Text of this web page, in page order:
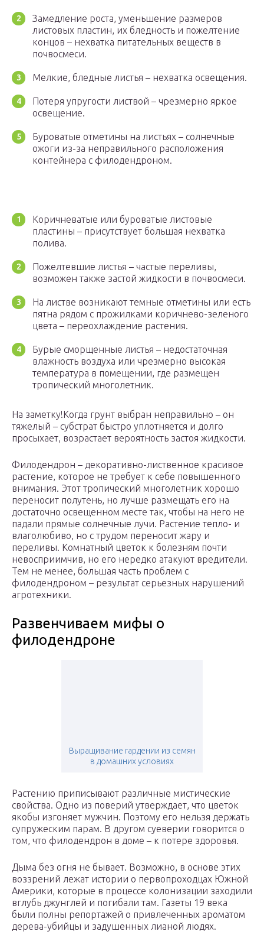
Замедление роста, уменьшение размеров
листовых пластин, их бледность и пожелтение
концов – нехватка питательных веществ в
почвосмеси.
Мелкие, бледные листья – нехватка освещения.
Потеря упругости листвой – чрезмерно яркое
освещение.
Буроватые отметины на листьях – солнечные
ожоги из-за неправильного расположения
контейнера с филодендроном.
Коричневатые или буроватые листовые
пластины – присутствует большая нехватка
полива.
Пожелтевшие листья – частые переливы,
возможен также застой жидкости в почвосмеси.
На листве возникают темные отметины или есть
пятна рядом с прожилками коричнево-зеленого
цвета – переохлаждение растения.
Бурые сморщенные листья – недостаточная
влажность воздуха или чрезмерно высокая
температура в помещении, где размещен
тропический многолетник.
На заметку!Когда грунт выбран неправильно – он
тяжелый – субстрат быстро уплотняется и долго
просыхает, возрастает вероятность застоя жидкости.
Филодендрон – декоративно-лиственное красивое
растение, которое не требует к себе повышенного
внимания. Этот тропический многолетник хорошо
переносит полутень, но лучше размещать его на
достаточно освещенном месте так, чтобы на него не
падали прямые солнечные лучи. Растение тепло- и
влаголюбиво, но с трудом переносит жару и
переливы. Комнатный цветок к болезням почти
невосприимчив, но его нередко атакуют вредители.
Тем не менее, большая часть проблем с
филодендроном – результат серьезных нарушений
агротехники.
Развенчиваем мифы о
филодендроне
Выращивание гардении из семян
в домашних условиях
Растению приписывают различные мистические
свойства. Одно из поверий утверждает, что цветок
якобы изгоняет мужчин. Поэтому его нельзя держать
супружеским парам. В другом суеверии говорится о
том, что филодендрон в доме – к потере здоровья.
Дыма без огня не бывает. Возможно, в основе этих
воззрений лежат истории о первопроходцах Южной
Америки, которые в процессе колонизации заходили
вглубь джунглей и погибали там. Газеты 19 века
были полны репортажей о привлеченных ароматом
дерева-убийцы и задушенных лианой людях.